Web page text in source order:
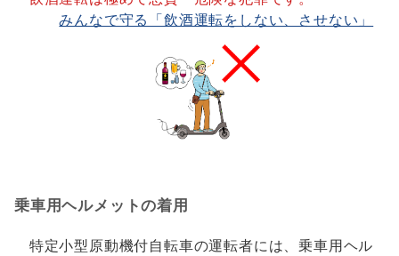
みんなで守る「飲酒運転をしない、させない」
乗車用ヘルメットの着用
特定小型原動機付自転車の運転者には、乗車用ヘル